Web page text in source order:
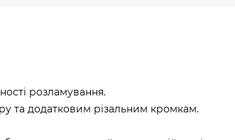
розламування.
та додатковим різальним кромкам.